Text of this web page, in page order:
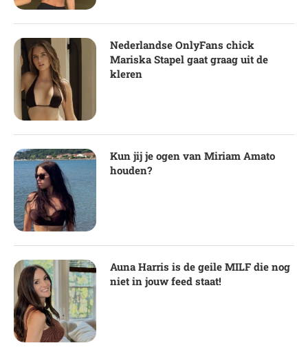
Nederlandse OnlyFans chick
Mariska Stapel gaat graag uit de
kleren
Kun jij je ogen van Miriam Amato
houden?
Auna Harris is de geile MILF die nog
niet in jouw feed staat!